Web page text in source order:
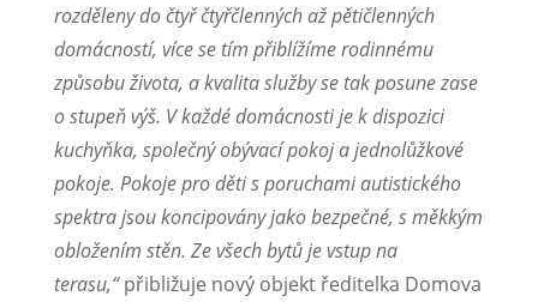
rozděleny do čtyř čtyřčlenných až pětičlenných
domácností, více se tím přiblížíme rodinnému
způsobu života, a kvalita služby se tak posune zase
o stupeň výš. V každé domácnosti je k dispozici
kuchyňka, společný obývací pokoj a jednolůžkové
pokoje. Pokoje pro děti s poruchami autistického
spektra jsou koncipovány jako bezpečné, s měkkým
obložením stěn. Ze všech bytů je vstup na
terasu,“přibližuje nový objekt ředitelka Domova